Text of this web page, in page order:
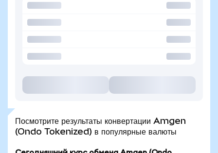
Посмотрите результаты конвертации Amgen
(Ondo Tokenized) в популярные валюты